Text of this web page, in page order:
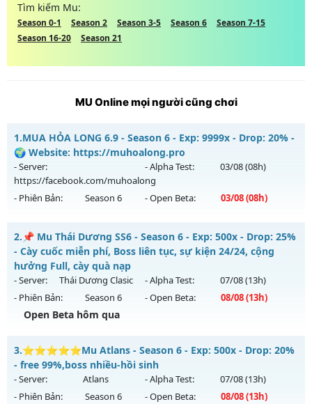
Tìm kiếm Mu:
Season 0-1 Season 2 Season 3-5 Season 6
Season 7-15
Season 16-20
Season 21
MU Online mọi người cũng chơi
1.MUA HỎA LONG 6.9 - Season 6 - Exp: 9999x - Drop: 20% -
🌍 Website: https://muhoalong.pro
- Server:
https://facebook.com/muhoalong
- Alpha Test: 03/08(08h)
- Phiên Bản: Season 6 - Open Beta: 03/08(08h)
MUA HỎA LONG 6.9 - 🌍 Website: https://muhoalong.pro
Mu mới ra tháng 08 2026 - Mở máy chủ
https://facebook.com/muhoalong
03/08/2626
Exp: 9999x - Drop: 20%
Kiểu reset: Non Reset
Antihack: XShield
2. 📌 Mu Thái Dương SS6 - Season 6 - Exp: 500x - Drop: 25%
- Cày cuốc miễn phí, Boss liên tục, sự kiện 24/24, cộng
hưởng Full, cày quà nạp
- Server: Thái Dương Clasic - Alpha Test: 07/08(13h)
- Phiên Bản:
Season 6 - Open Beta: 08/08(13h)
Open Beta hôm qua
📌 Mu Thái Dương SS6 - Cày cuốc miễn phí, Boss liên tục,
sự kiện 24/24, cộng hưởng Full, cày quà nạp
Mu mới ra tháng 08 2026 - Mở máy chủ
Thái Dương Clasic
vào 13h ngày 08/08/2626
3.⭐⭐⭐⭐⭐Mu Atlans - Season 6 - Exp: 500x - Drop: 20%
- free 99%,boss nhiều-hồi sinh
- Server: Atlans - Alpha Test: 07/08(13h)
- Phiên Bản:
Season 6 - Open Beta: 08/08(13h)